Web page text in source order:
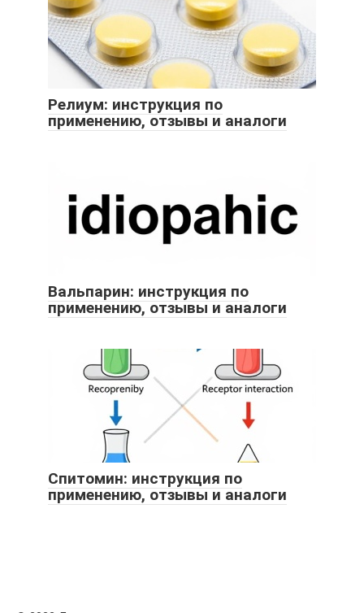
Релиум: инструкция по
применению, отзывы и аналоги
Вальпарин: инструкция по
применению, отзывы и аналоги
Спитомин: инструкция по
применению, отзывы и аналоги